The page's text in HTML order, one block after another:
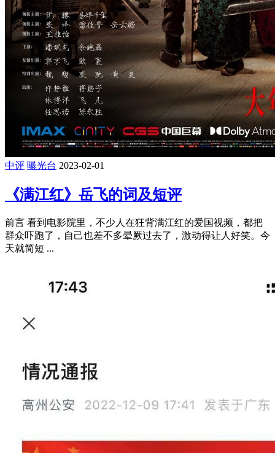
中评 曝光台 2023-02-01
《满江红》岳飞的词及短评
前言 看到电影院里，不少人在狂背满江红的爱国视频，都把
群众吓跑了，自己也差不多晕厥过去了，激动得让人好笑。今
天就简短 ...